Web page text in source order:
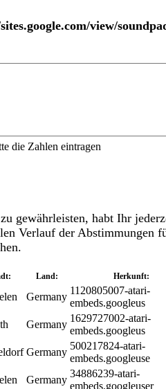
view/
gewährleisten, habt Ihr
Verlauf der Abstimmungen
Land: Herkunft:
Germany
1120805007-atari-
embeds.googleus
Germany
1629727002-atari-
embeds.googleus
Germany
500217824-atari-
embeds.googleuse
Germany
34886239-atari-
embeds.googleuser